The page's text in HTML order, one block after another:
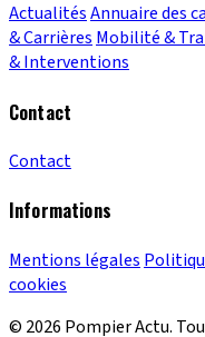
ActualitésAnnuaire des
& CarrièresMobilité &
& Interventions
Contact
Contact
Informations
Mentions légales
cookies
© 2026 Pompier Actu.